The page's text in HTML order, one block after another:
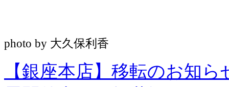
photo by 大久保利香
【銀座本店】移転のお知